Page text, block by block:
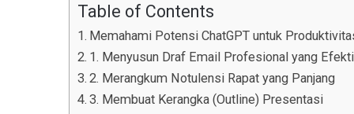
Table of Contents
Memahami Potensi ChatGPT untuk
1. Menyusun Draf Email Profesional yang
2. Merangkum Notulensi Rapat yang Panjang
3. Membuat Kerangka (Outline) Presentasi